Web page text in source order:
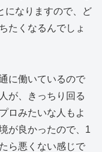
になりますので、ど
たくなるんでしょ
に働いているので
が、きっちり回る
ロみたいな人もよ
が良かったので、1
ら悪くない感じで